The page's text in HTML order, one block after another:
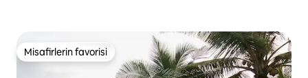
Misafirlerin favorisi
Misafirlerin favorisi